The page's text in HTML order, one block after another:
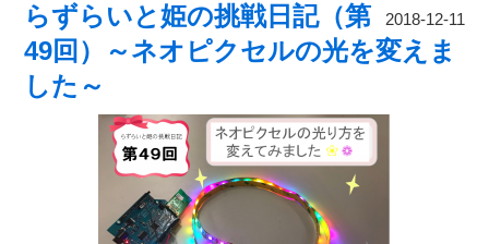
2018-12-11
らずらいと姫の挑戦日記（第
49回）～ネオピクセルの光を変えま
した～